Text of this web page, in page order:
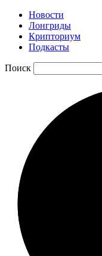
Новости
Лонгриды
Крипториум
Подкасты
Поиск